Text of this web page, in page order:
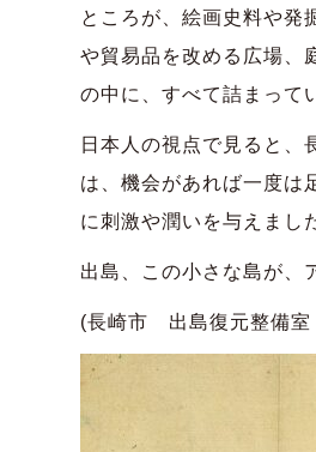
ところが、絵画史料や発
や貿易品を改める広場、
の中に、すべて詰まって
日本人の視点で見ると、
は、機会があれば一度は
に刺激や潤いを与えまし
出島、この小さな島が、
(長崎市 出島復元整備